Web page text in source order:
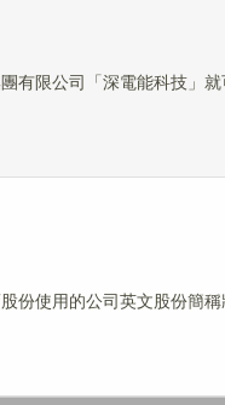
有限公司「深電能科技」
份使用的公司英文股份簡稱